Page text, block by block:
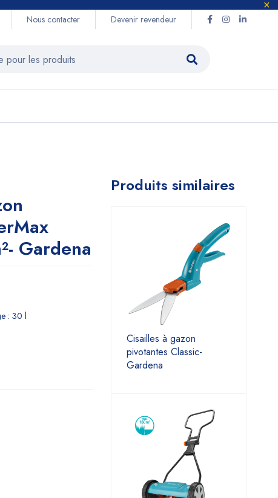
Nous contacter Devenir revendeur
Gardena
: 30 l
Produits similaires
Cisailles à gazon
pivotantes Classic-
Gardena